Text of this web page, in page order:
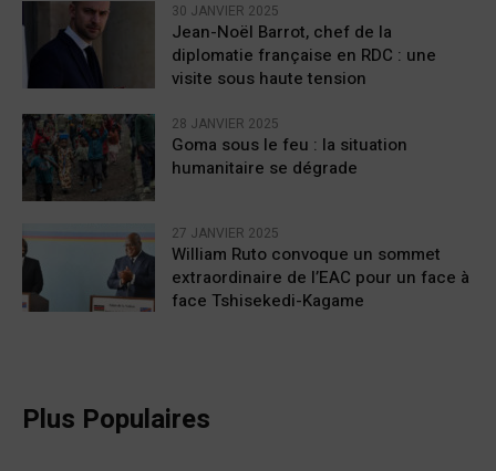
30 JANVIER 2025
Jean-Noël Barrot, chef de la
diplomatie française en RDC : une
visite sous haute tension
28 JANVIER 2025
Goma sous le feu : la situation
humanitaire se dégrade
27 JANVIER 2025
William Ruto convoque un sommet
extraordinaire de l’EAC pour un face à
face Tshisekedi-Kagame
Plus Populaires